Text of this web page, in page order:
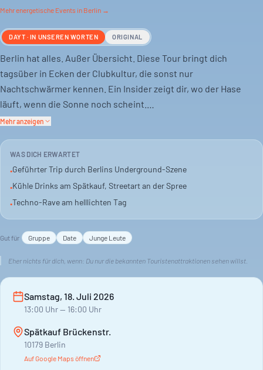
Mehrenergetische Events in Berlin →
DAYT · IN UNSEREN WORTEN ORIGINAL
Berlin hat alles. Außer Übersicht. Diese Tour bringt dich
tagsüber in Ecken der Clubkultur, die sonst nur
Nachtschwärmer kennen. Ein Insider zeigt dir, wo der Hase
läuft, wenn die Sonne noch scheint.
Spree entlang, vorbei an Streetart. Ziel ist ein Techno-Rave
mitten am Tag.
Berlin anders. Für alle, die wissen wollen, was abseits der
Mehr anzeigen
WAS DICH ERWARTET
•Geführter Trip durch Berlins Underground-Szene
•Kühle Drinks am Spätkauf, Streetart an der Spree
•Techno-Rave am helllichten Tag
Gut für Gruppe Date Junge Leute
Eher nichts für dich, wenn: Du nur die bekannten Touristenattraktionen sehen willst.
Samstag, 18. Juli 2026
13:00 Uhr— 16:00 Uhr
Spätkauf Brückenstr.
10179 Berlin
Auf Google Maps öffnen